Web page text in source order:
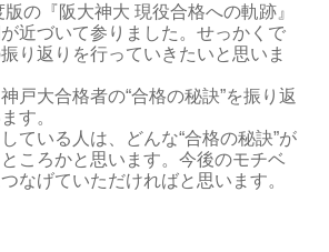
の『阪大神大 現役合格への軌跡』
近づいて参りました。せっかくで
り返りを行っていきたいと思いま
戸大合格者の“合格の秘訣”を振り返
す。
ている人は、どんな“合格の秘訣”が
ころかと思います。今後のモチベ
なげていただければと思います。